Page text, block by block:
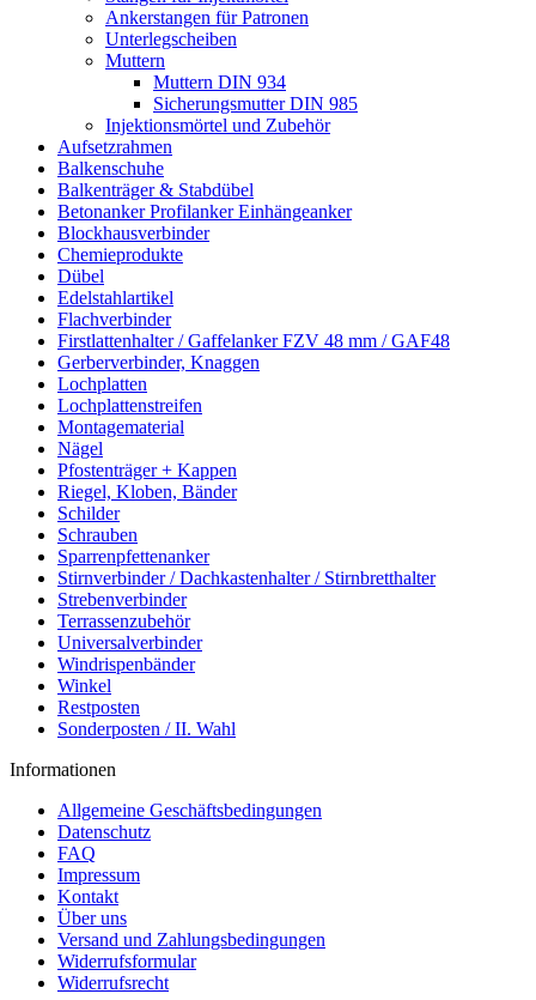
Ankerstangen für Patronen
Unterlegscheiben
Muttern
Muttern DIN 934
Sicherungsmutter DIN 985
Injektionsmörtel und Zubehör
Aufsetzrahmen
Balkenschuhe
Balkenträger & Stabdübel
Betonanker Profilanker Einhängeanker
Blockhausverbinder
Chemieprodukte
Dübel
Edelstahlartikel
Flachverbinder
Firstlattenhalter / Gaffelanker FZV 48 mm / GAF48
Gerberverbinder, Knaggen
Lochplatten
Lochplattenstreifen
Montagematerial
Nägel
Pfostenträger + Kappen
Riegel, Kloben, Bänder
Schilder
Schrauben
Sparrenpfettenanker
Stirnverbinder / Dachkastenhalter / Stirnbretthalter
Strebenverbinder
Terrassenzubehör
Universalverbinder
Windrispenbänder
Winkel
Restposten
Sonderposten / II. Wahl
Informationen
Allgemeine Geschäftsbedingungen
Datenschutz
FAQ
Impressum
Kontakt
Über uns
Versand und Zahlungsbedingungen
Widerrufsformular
Widerrufsrecht